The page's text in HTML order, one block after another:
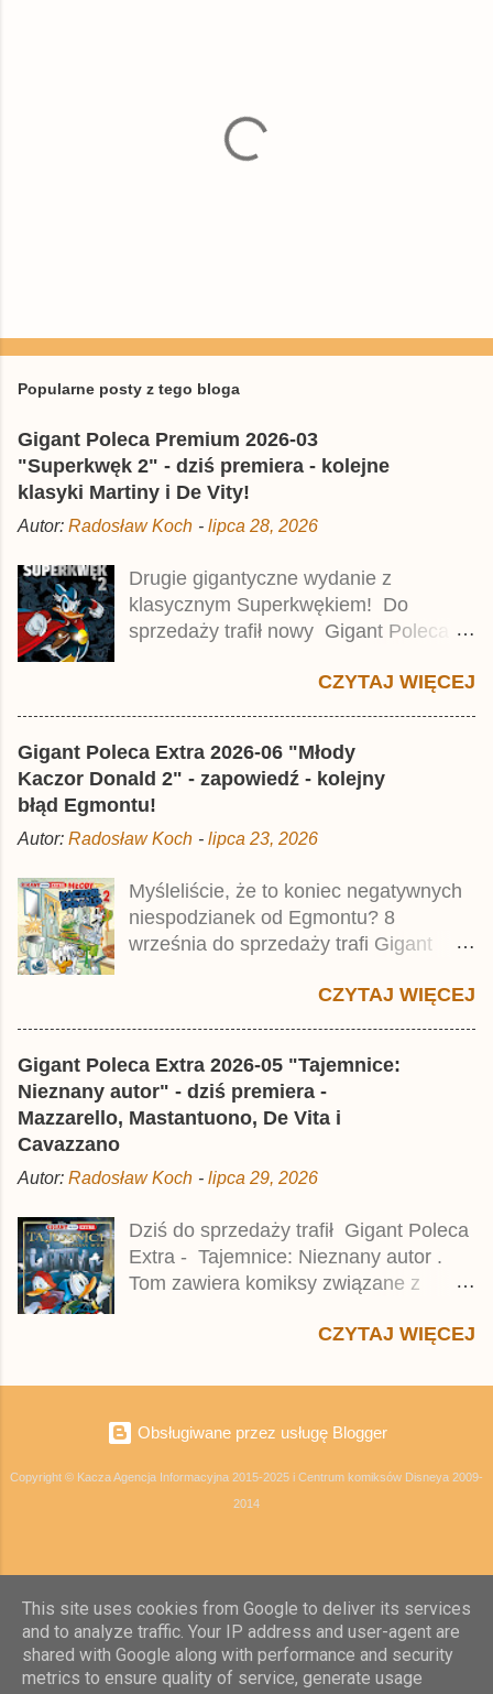
e
i
j
o
m
e
t
a
r
z
Popularne posty z tego bloga
Gigant Poleca Premium 2026-03
"Superkwęk 2" - dziś premiera - kolejne
klasyki Martiny i De Vity!
Autor: Radosław Koch - lipca 28, 2026
Drugie gigantyczne wydanie z
klasycznym Superkwękiem! Do
sprzedaży trafił nowy Gigant Poleca
Jest to kolejny 624-stronicowy tom z
wynosi 49,99 zł i zamówicie go także z
rabatem na Egmont.pl . Za przekład
odpowiadał Jacek Drewnowski.
Publikacja jest przedrukiem drugiego
Taschenbuch Phantomias Collection ,
który trafił do sprzedaży pod koniec
2025 roku.
CZYTAJ WIĘCEJ
Gigant Poleca Extra 2026-06 "Młody
Kaczor Donald 2" - zapowiedź - kolejny
błąd Egmontu!
Autor: Radosław Koch - lipca 23, 2026
Myśleliście, że to koniec negatywnych
niespodzianek od Egmontu? 8
września do sprzedaży trafi Gigant
Jednak wbrew temu, na co wskazuje
młodego Kaczora Donalda i jego
przyjaciół, lecz prawdopodobnie znajdą
się tam opowieści z wydań 9-10 .
kosztowała 37,99 zł. W środku znajdą
Taschenbuch Young Comics, które
zostały wydane w Niemczech parę
miesięcy temu.
CZYTAJ WIĘCEJ
Gigant Poleca Extra 2026-05 "Tajemnice:
Nieznany autor" - dziś premiera -
Mazzarello, Mastantuono, De Vita i
Cavazzano
Autor: Radosław Koch - lipca 29, 2026
Dziś do sprzedaży trafił Gigant Poleca
Extra - Tajemnice: Nieznany autor .
Tom zawiera komiksy związane z
najmniej kilka ciekawych historii,
Polsce pojawiły się parę dekad temu.
albumu wynosi 37,99 zł, a za
tłumaczenie odpowiadał Marcin Furgał.
Tom zamówicie m.in. na Egmont.pl .
Taschenbuch Mystery . Z nieznanych
powodów w Polsce pominięto dwa
wcześniejsze tomy.
CZYTAJ WIĘCEJ
Obsługiwane przez usługę Blogger
Copyright © Kacza Agencja Informacyjna 2015-2025 i Centrum komiksów Disneya 2009-
2014
This site uses cookies from Google to deliver its services
and to analyze traffic. Your IP address and user-agent are
shared with Google along with performance and security
metrics to ensure quality of service, generate usage